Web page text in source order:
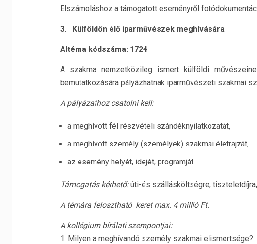
Elszámoláshoz a támogatott eseményről
3. Külföldön élő iparművészek meghívására
Altéma kódszáma: 1724
A szakma nemzetközileg ismert külföldi
bemutatkozására pályázhatnak iparművészeti szakmai
A pályázathoz csatolni kell:
a meghívott fél részvételi szándéknyilatkozatát,
a meghívott személy (személyek) szakmai életrajzát,
az esemény helyét, idejét, programját.
Támogatás kérhető:úti-és szállásköltségre, tiszteletdíjra,
A témára felosztható keret max. 4 millió Ft.
A kollégium bírálati szempontjai:
1. Milyen a meghívandó személy szakmai elismertsége?